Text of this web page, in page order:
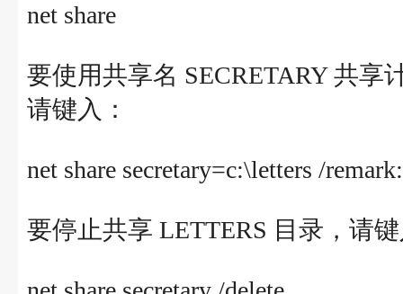
net share
要使用共享名 SECRETARY 共享
请键入：
net share secretary=c:\letters /
要停止共享 LETTERS 目录，请